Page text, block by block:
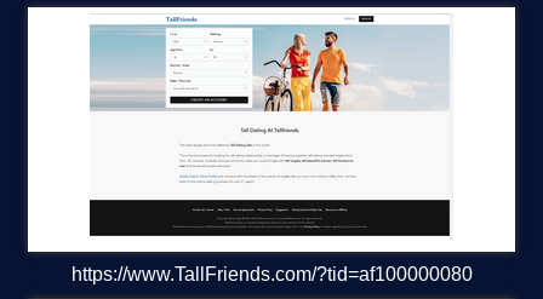
Cookies
ZERONEXT
URGENCES CANCERS
COWORKING
LOCATION
https://www.TallFriends.com/?tid=af100000080